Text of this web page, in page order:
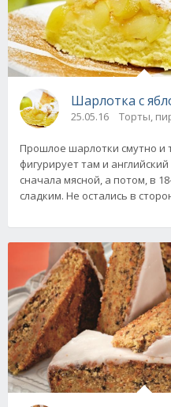
Шарлотка с
25.05.16 Торты,
Прошлое шарлотки смутно и
фигурирует там и
сначала мясной, а потом, в
сладким. Не остались в